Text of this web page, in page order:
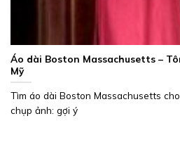
Áo dài Boston Massachusetts –
Mỹ
Tìm áo dài Boston Massachusetts
chụp ảnh: gợi ý